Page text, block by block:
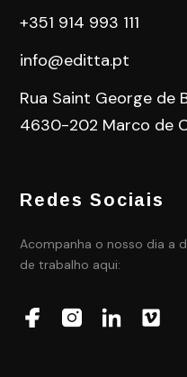
+351 914 993 111
info@editta.pt
Rua Saint George de
4630-202 Marco de
Redes Sociais
Acompanha o nosso dia a
de trabalho aqui: